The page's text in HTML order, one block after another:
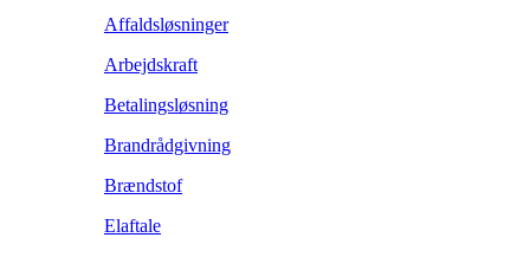
Affaldsløsninger
Arbejdskraft
Betalingsløsning
Brandrådgivning
Brændstof
Elaftale